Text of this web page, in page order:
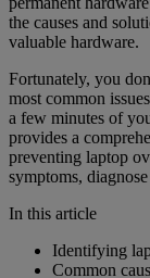
the causes and
valuable hardware.
Fortunately, you
most common
a few minutes of
provides a
preventing laptop
symptoms,
In this article
Identifying
Common